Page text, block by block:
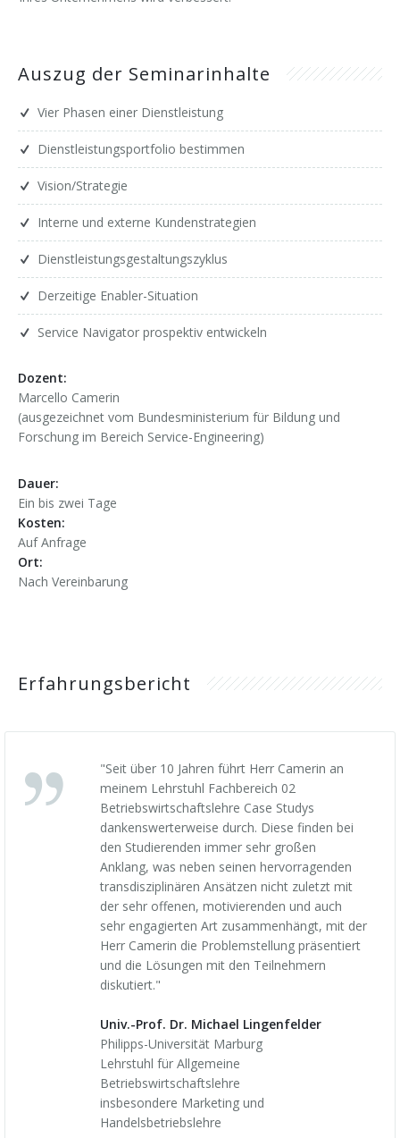
Auszug der Seminarinhalte
Vier Phasen einer Dienstleistung
Dienstleistungsportfolio bestimmen
Vision/Strategie
Interne und externe Kundenstrategien
Dienstleistungsgestaltungszyklus
Derzeitige Enabler-Situation
Service Navigator prospektiv entwickeln
Dozent:
Marcello Camerin
(ausgezeichnet vom Bundesministerium für Bildung und
Forschung im Bereich Service-Engineering)
Dauer:
Ein bis zwei Tage
Kosten:
Auf Anfrage
Ort:
Nach Vereinbarung
Erfahrungsbericht
"Seit über 10 Jahren führt Herr Camerin an
meinem Lehrstuhl Fachbereich 02
Betriebswirtschaftslehre Case Studys
dankenswerterweise durch. Diese finden bei
den Studierenden immer sehr großen
Anklang, was neben seinen hervorragenden
transdisziplinären Ansätzen nicht zuletzt mit
der sehr offenen, motivierenden und auch
sehr engagierten Art zusammenhängt, mit der
Herr Camerin die Problemstellung präsentiert
und die Lösungen mit den Teilnehmern
diskutiert."
Univ.-Prof. Dr. Michael Lingenfelder
Philipps-Universität Marburg
Lehrstuhl für Allgemeine
Betriebswirtschaftslehre
insbesondere Marketing und
Handelsbetriebslehre